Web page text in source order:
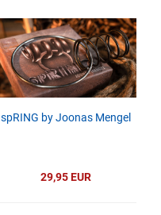
spRING by Joonas Mengel
29,95 EUR